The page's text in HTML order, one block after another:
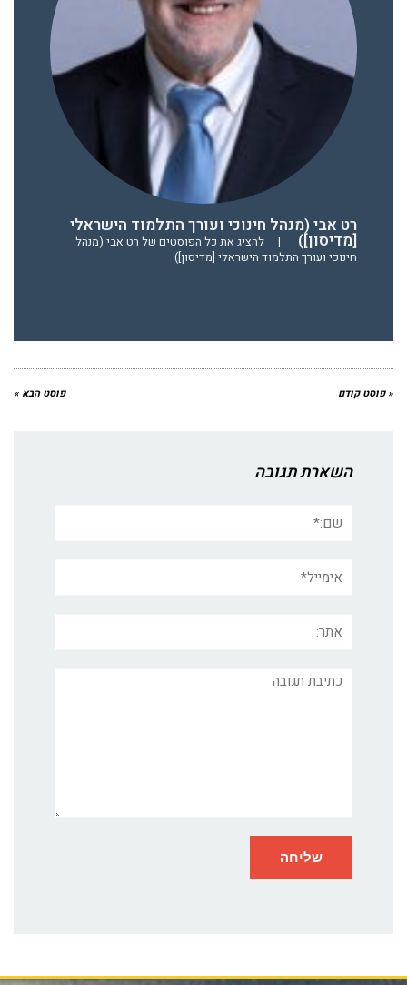
רט אבי (מנהל חינוכי ועורך התלמוד הישראלי
[מדיסון]) |
להציג את כל הפוסטים של רט אבי (מנהל
חינוכי ועורך התלמוד הישראלי [מדיסון])
« פוסט קודם פוסט הבא »
השארת תגובה
תגובה